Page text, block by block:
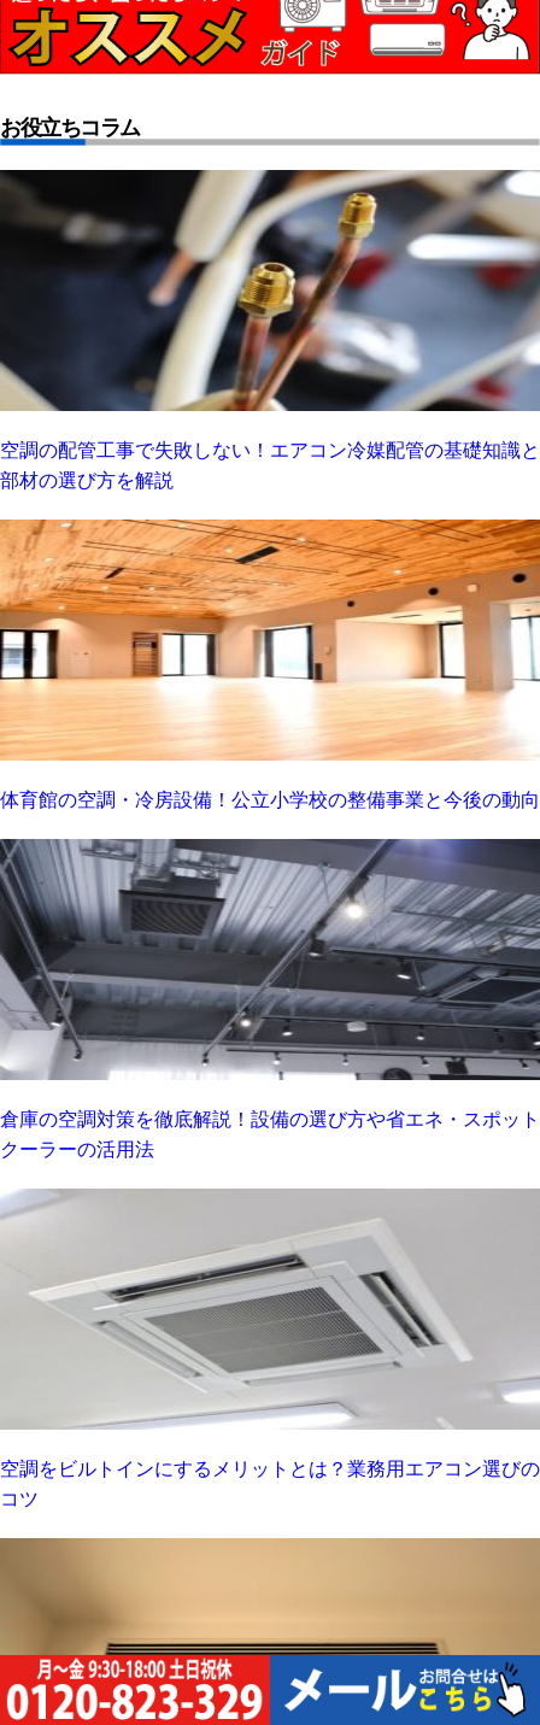
お役立ちコラム
空調の配管工事で失敗しない！エアコン冷媒配管の基礎知識と
部材の選び方を解説
体育館の空調・冷房設備！公立小学校の整備事業と今後の動向
倉庫の空調対策を徹底解説！設備の選び方や省エネ・スポット
クーラーの活用法
空調をビルトインにするメリットとは？業務用エアコン選びの
コツ